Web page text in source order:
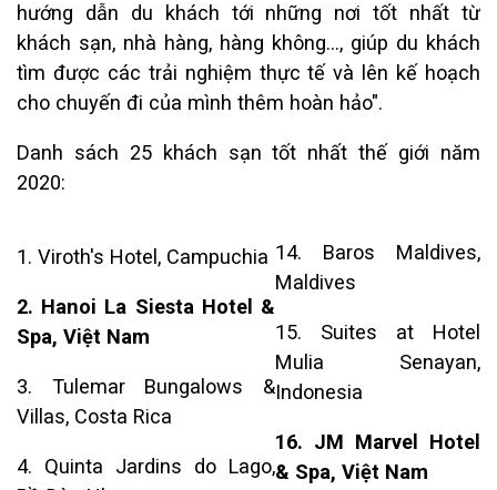
hướng dẫn du khách tới những nơi tốt nhất từ
khách sạn, nhà hàng, hàng không..., giúp du khách
tìm được các trải nghiệm thực tế và lên kế hoạch
cho chuyến đi của mình thêm hoàn hảo".
Danh sách 25 khách sạn tốt nhất thế giới năm
2020:
1. Viroth's Hotel, Campuchia
2. Hanoi La Siesta Hotel &
Spa, Việt Nam
3. Tulemar Bungalows &
Villas, Costa Rica
4. Quinta Jardins do Lago,
14. Baros Maldives,
Maldives
15. Suites at Hotel
Mulia Senayan,
Indonesia
16. JM Marvel Hotel
& Spa, Việt Nam